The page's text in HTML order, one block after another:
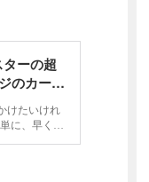
ーの超
のカーメ
けたいけれ
に、早く、